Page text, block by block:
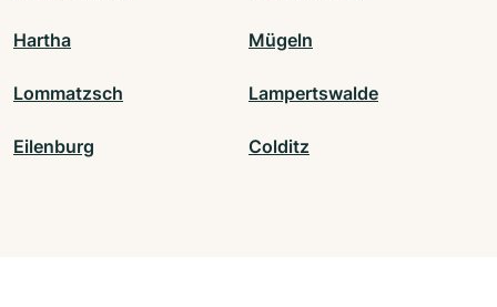
Hartha Mügeln
Lommatzsch Lampertswalde
Eilenburg Colditz